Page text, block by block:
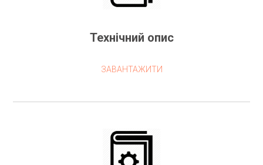
Технічний опис
ЗАВАНТАЖИТИ